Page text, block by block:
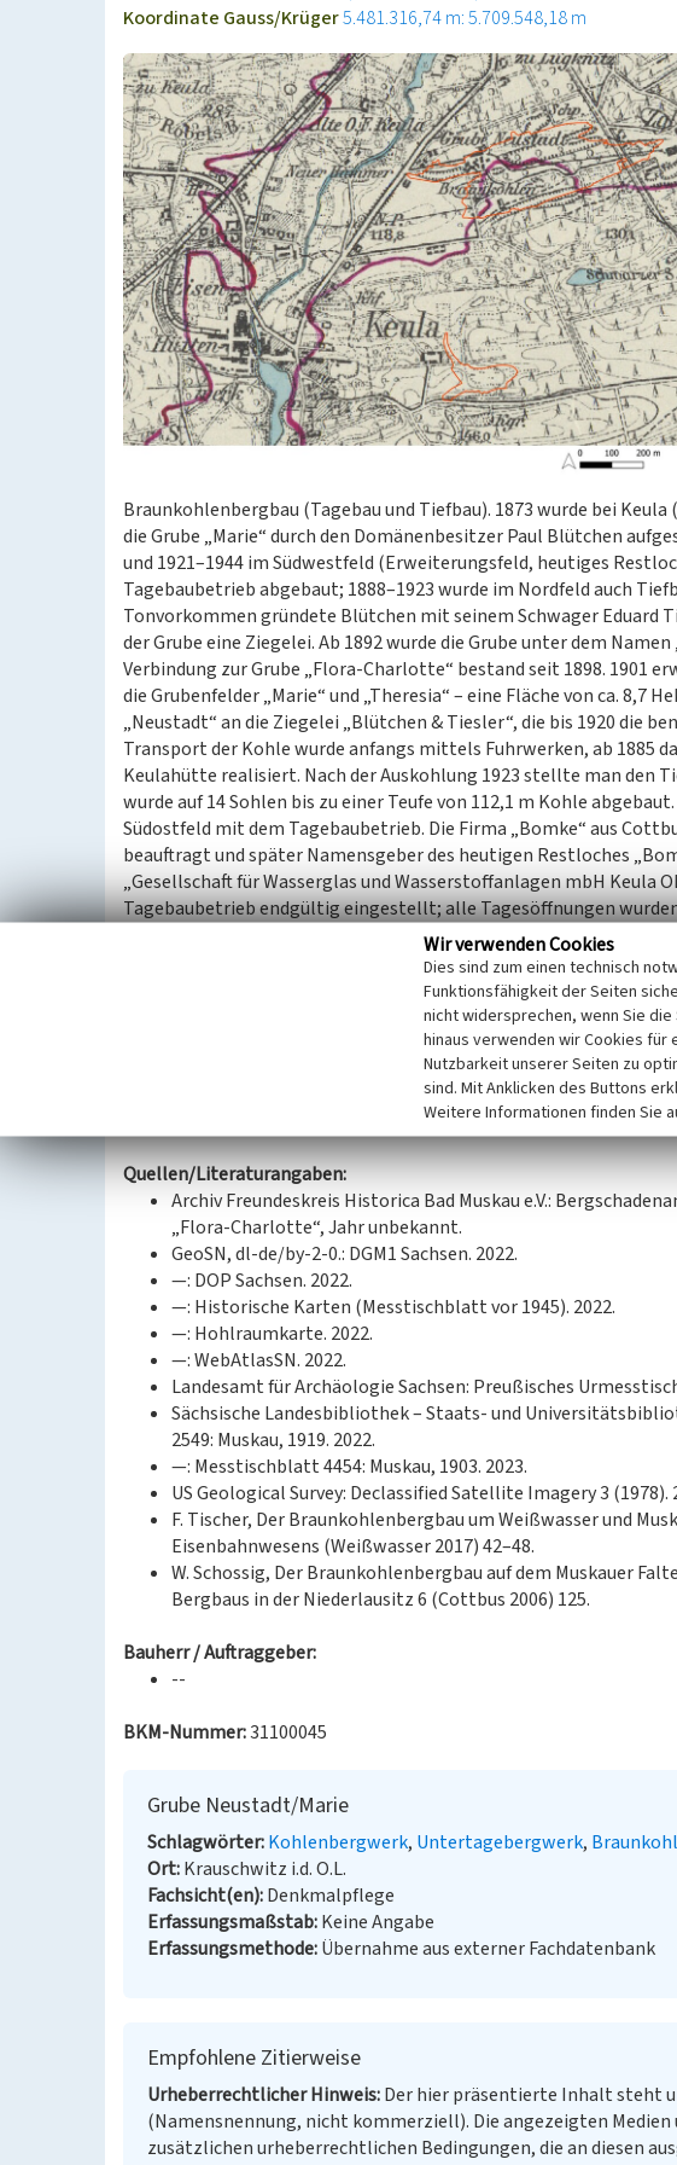
Koordinate Gauss/Krüger5.481.316,74 m: 5.709.548,18 m
Braunkohlenbergbau (Tagebau und Tiefbau). 1873 wurde bei
die Grube „Marie“ durch den Domänenbesitzer Paul Blütchen
und 1921–1944 im Südwestfeld (Erweiterungsfeld, heutiges
Tagebaubetrieb abgebaut; 1888–1923 wurde im Nordfeld auch
Tonvorkommen gründete Blütchen mit seinem Schwager Eduard
der Grube eine Ziegelei. Ab 1892 wurde die Grube unter dem
Verbindung zur Grube „Flora-Charlotte“ bestand seit 1898. 1901
die Grubenfelder „Marie“ und „Theresia“ – eine Fläche von ca. 8,7
„Neustadt“ an die Ziegelei „Blütchen & Tiesler“, die bis 1920 die
Transport der Kohle wurde anfangs mittels Fuhrwerken, ab 1885
Keulahütte realisiert. Nach der Auskohlung 1923 stellte man den
wurde auf 14 Sohlen bis zu einer Teufe von 112,1 m Kohle
Südostfeld mit dem Tagebaubetrieb. Die Firma „Bomke“ aus
beauftragt und später Namensgeber des heutigen Restloches
„Gesellschaft für Wasserglas und Wasserstoffanlagen mbH Keula
Tagebaubetrieb endgültig eingestellt; alle Tagesöffnungen
zeugen heute auch die Restlöcher „Adria“ und „Grüner Teich“ vom
ehemalige Nordfeld ist heute überwiegend bewaldet, Teilflächen
Gebiet mit unterirdischen Hohlräumen gemäß §8 SächsHohlrVO
(Anja Prust, Landesamt für Archäologie Sachsen, 2023)
Quellen/Literaturangaben:
Archiv Freundeskreis Historica Bad Muskau e.V.:
„Flora-Charlotte“, Jahr unbekannt.
GeoSN, dl-de/by-2-0.: DGM1 Sachsen. 2022.
—: DOP Sachsen. 2022.
—: Historische Karten (Messtischblatt vor 1945). 2022.
—: Hohlraumkarte. 2022.
—: WebAtlasSN. 2022.
Landesamt für Archäologie Sachsen: Preußisches
Sächsische Landesbibliothek – Staats- und
2549: Muskau, 1919. 2022.
—: Messtischblatt 4454: Muskau, 1903. 2023.
US Geological Survey: Declassified Satellite Imagery 3 (1978).
F. Tischer, Der Braunkohlenbergbau um Weißwasser und
Eisenbahnwesens (Weißwasser 2017) 42–48.
W. Schossig, Der Braunkohlenbergbau auf dem Muskauer
Bergbaus in der Niederlausitz 6 (Cottbus 2006) 125.
Bauherr / Auftraggeber:
--
BKM-Nummer:31100045
Grube Neustadt/Marie
Schlagwörter Kohlenbergwerk Untertagebergwerk
Ort Krauschwitz i.d. O.L.
Fachsicht(en) Denkmalpflege
Erfassungsmaßstab Keine Angabe
Erfassungsmethode Übernahme aus externer Fachdatenbank
Empfohlene Zitierweise
Urheberrechtlicher Hinweis Der hier präsentierte Inhalt steht
(Namensnennung, nicht kommerziell). Die angezeigten
zusätzlichen urheberrechtlichen Bedingungen, die an diesen
Wir verwenden Cookies
Dies sind zum einen technisch
Funktionsfähigkeit der Seiten
nicht widersprechen, wenn Sie
hinaus verwenden wir Cookies für
Nutzbarkeit unserer Seiten zu
sind. Mit Anklicken des Buttons
Weitere Informationen finden Sie